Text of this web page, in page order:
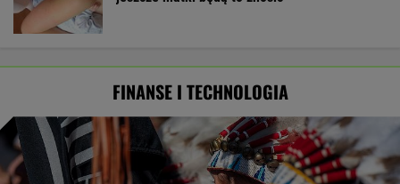
FINANSE I TECHNOLOGIA